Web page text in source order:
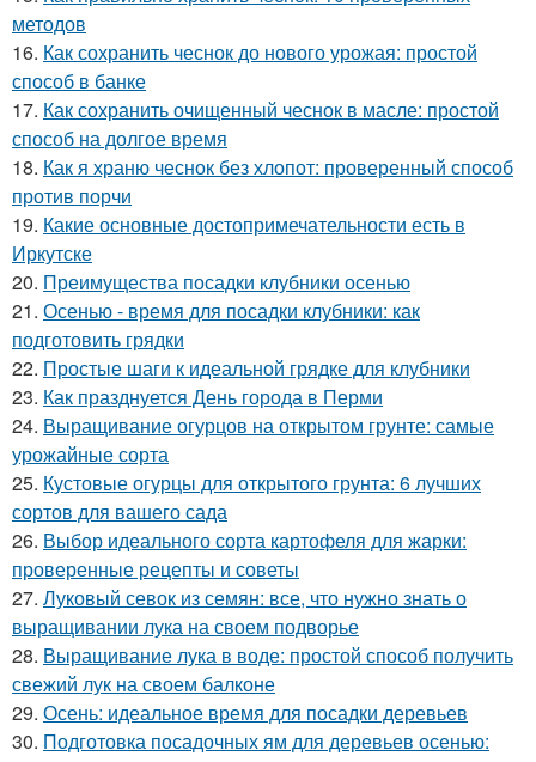
методов
16. Как сохранить чеснок до нового урожая: простой
способ в банке
17. Как сохранить очищенный чеснок в масле: простой
способ на долгое время
18. Как я храню чеснок без хлопот: проверенный способ
против порчи
19. Какие основные достопримечательности есть в
Иркутске
20. Преимущества посадки клубники осенью
21. Осенью - время для посадки клубники: как
подготовить грядки
22. Простые шаги к идеальной грядке для клубники
23. Как празднуется День города в Перми
24. Выращивание огурцов на открытом грунте: самые
урожайные сорта
25. Кустовые огурцы для открытого грунта: 6 лучших
сортов для вашего сада
26. Выбор идеального сорта картофеля для жарки:
проверенные рецепты и советы
27. Луковый севок из семян: все, что нужно знать о
выращивании лука на своем подворье
28. Выращивание лука в воде: простой способ получить
свежий лук на своем балконе
29. Осень: идеальное время для посадки деревьев
30. Подготовка посадочных ям для деревьев осенью: